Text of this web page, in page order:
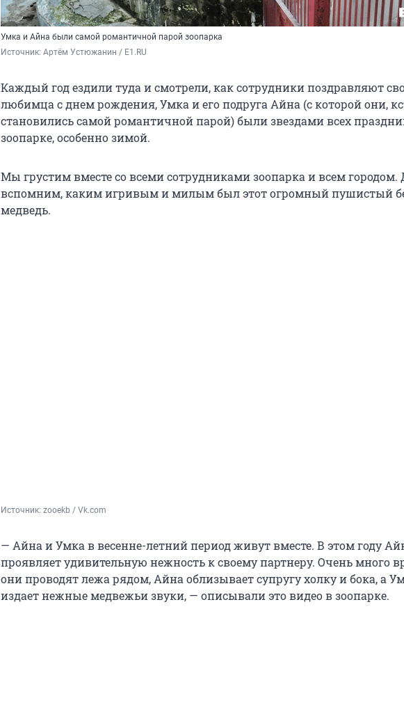
Умка и Айна были самой романтичной парой зоопарка
Источник: Артём Устюжанин / E1.RU
Каждый год ездили туда и смотрели, как сотрудники поздравляют
любимца с днем рождения, Умка и его подруга Айна (с которой они,
становились самой романтичной парой) были звездами всех
зоопарке, особенно зимой.
Мы грустим вместе со всеми сотрудниками зоопарка и всем городом.
вспомним, каким игривым и милым был этот огромный пушистый
медведь.
Источник: zooekb / Vk.com
— Айна и Умка в весенне-летний период живут вместе. В этом году
проявляет удивительную нежность к своему партнеру. Очень много
они проводят лежа рядом, Айна облизывает супругу холку и бока, а
издает нежные медвежьи звуки, — описывали это видео в зоопарке.